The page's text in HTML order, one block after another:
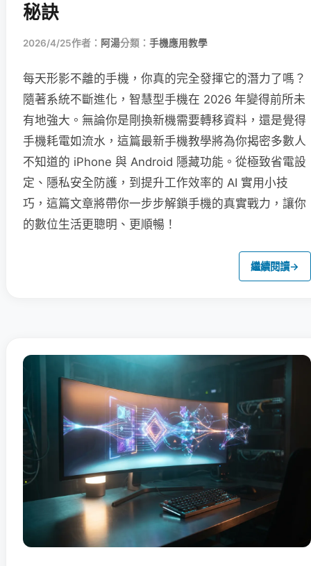
秘訣
2026/4/25作者： 阿湯分類： 手機應用教學
每天形影不離的手機，你真的完全發揮它的潛力了嗎？
隨著系統不斷進化，智慧型手機在 2026 年變得前所未
有地強大。無論你是剛換新機需要轉移資料，還是覺得
手機耗電如流水，這篇最新手機教學將為你揭密多數人
不知道的 iPhone 與 Android 隱藏功能。從極致省電設
定、隱私安全防護，到提升工作效率的 AI 實用小技
巧，這篇文章將帶你一步步解鎖手機的真實戰力，讓你
的數位生活更聰明、更順暢！
繼續閱讀→